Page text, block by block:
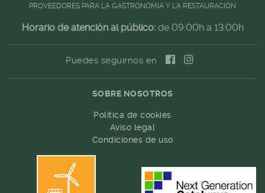
PROVEEDORES PARA LA GASTRONOMIA Y LA RESTAURACIÓN
Horario de atención al público:de 09:00h a 13:00h
Puedes seguirnos en
SOBRE NOSOTROS
Política de cookies
Aviso legal
Condiciones de uso